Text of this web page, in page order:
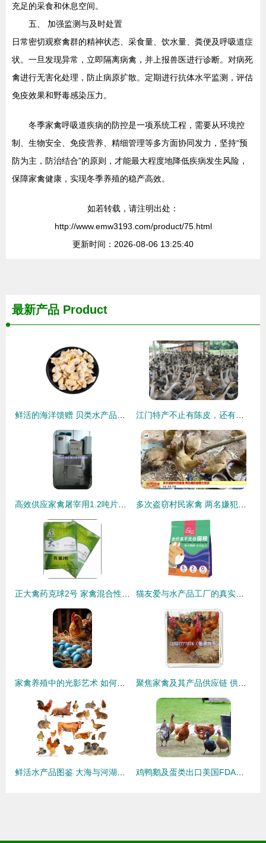
充足的采食和休息空间。
五、 加强监测与及时处置
日常密切观察禽群的精神状态、采食量、饮水量、粪便及呼吸道症
状。一旦发现异常，立即隔离病禽，并上报兽医进行诊断。对病死
禽进行无害化处理，防止病原扩散。定期进行抗体水平监测，评估
免疫效果和野毒感染压力。
冬季家禽呼吸道疾病的防控是一项系统工程，需要从环境控
制、生物安全、免疫营养、精细管理等多方面协同发力，坚持“预
防为主，防治结合”的原则，才能最大程度地降低疾病发生风险，
保障家禽健康，实现冬季养殖的稳产高效。
如若转载，请注明出处：
http://www.emw3193.com/product/75.html
更新时间：2026-08-06 13:25:40
最新产品 Product